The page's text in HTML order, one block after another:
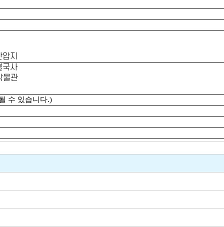
지
국사
물관
수 있습니다.)